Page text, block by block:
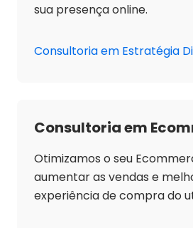
sua presença online.
Consultoria em Estratégia
Consultoria em
Otimizamos o seu
aumentar as vendas e
experiência de compra do